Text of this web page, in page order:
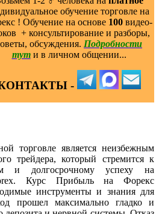
обучение торговле на
! Обучение на основе 100видео-
+ консультирование и разборы,
обсуждения. Подробности
тут и в личном общении...
-
торговле является неизбежным
трейдера, который стремится к
и долгосрочному успеху на
Курс Прибыль на Форекс
инструменты и знания для
прошел максимально гладко и